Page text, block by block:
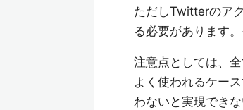
ただしTwitterのア
る必要があります
注意点としては、
よく使われるケー
わないと実現できな